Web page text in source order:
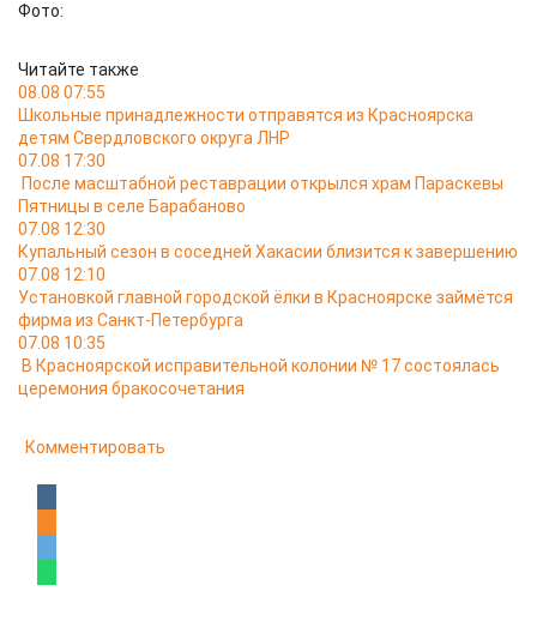
Фото:
Читайте также
08.08 07:55
Школьные принадлежности отправятся из Красноярска
детям Свердловского округа ЛНР
07.08 17:30
После масштабной реставрации открылся храм Параскевы
Пятницы в селе Барабаново
07.08 12:30
Купальный сезон в соседней Хакасии близится к завершению
07.08 12:10
Установкой главной городской ёлки в Красноярске займётся
фирма из Санкт-Петербурга
07.08 10:35
В Красноярской исправительной колонии № 17 состоялась
церемония бракосочетания
Комментировать